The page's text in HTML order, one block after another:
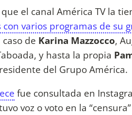
el canal América TV la
con varios programas de su
de Karina Mazzocco,
y hasta la propia
del Grupo América.
fue consultada en
voz o voto en la